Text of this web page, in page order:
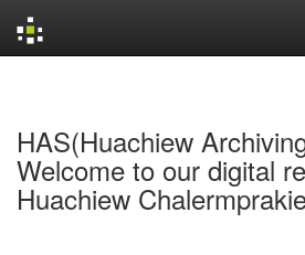
HAS(Huachiew
Welcome to our digital
Huachiew